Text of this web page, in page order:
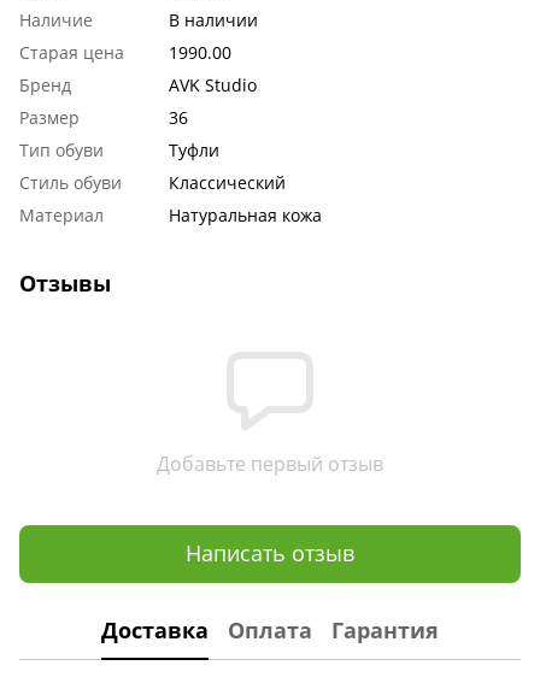
Наличие
В наличии
Старая цена
1990.00
Бренд
AVK Studio
Размер
36
Тип обуви
Туфли
Стиль обуви
Классический
Материал
Натуральная кожа
Отзывы
Добавьте первый отзыв
Написать отзыв
Доставка Оплата Гарантия